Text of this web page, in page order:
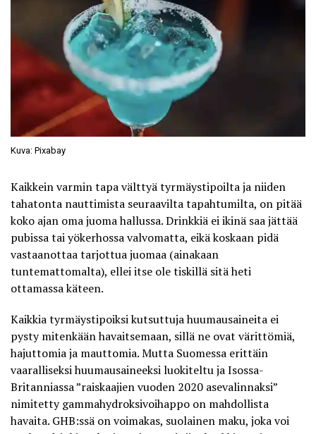
Kuva: Pixabay
Kaikkein varmin tapavälttyä tyrmäystipoiltaja niiden
tahatonta nauttimista seuraavilta tapahtumilta, on pitää
koko ajan oma juoma hallussa. Drinkkiä ei ikinä saa jättää
pubissa tai yökerhossa valvomatta, eikä koskaan pidä
vastaanottaa tarjottua juomaa (ainakaan
tuntemattomalta), ellei itse ole tiskillä sitä heti
ottamassa käteen.
Kaikkia tyrmäystipoiksi kutsuttuja huumausaineita ei
pysty mitenkään havaitsemaan, sillä ne ovat värittömiä,
hajuttomia ja mauttomia. Mutta Suomessa erittäin
vaaralliseksi huumausaineeksi luokiteltu ja Isossa-
Britanniassa ”raiskaajien vuoden 2020 asevalinnaksi”
nimitetty gammahydroksivoihappo on mahdollista
havaita. GHB:ssä on voimakas, suolainen maku, joka voi